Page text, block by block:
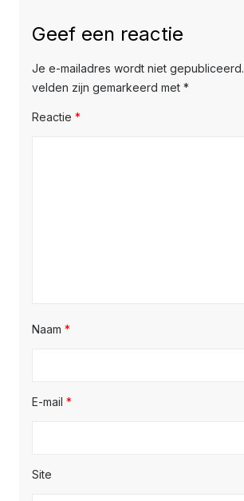
Geef een reactie
Je e-mailadres wordt niet gepubliceerd.
velden zijn gemarkeerd met *
Reactie *
Naam *
E-mail *
Site